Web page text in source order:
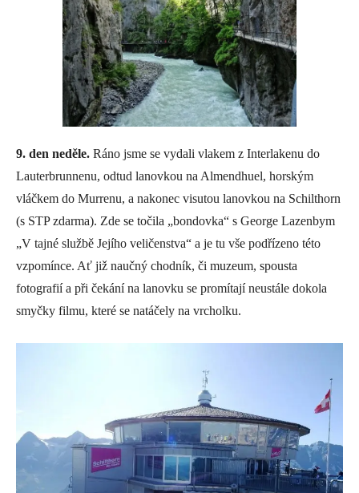
9. den neděle. Ráno jsme se vydali vlakem z Interlakenu do
Lauterbrunnenu, odtud lanovkou na Almendhuel, horským
vláčkem do Murrenu, a nakonec visutou lanovkou na Schilthorn
(s STP zdarma). Zde se točila „bondovka“ s George Lazenbym
„V tajné službě Jejího veličenstva“ a je tu vše podřízeno této
vzpomínce. Ať již naučný chodník, či muzeum, spousta
fotografií a při čekání na lanovku se promítají neustále dokola
smyčky filmu, které se natáčely na vrcholku.